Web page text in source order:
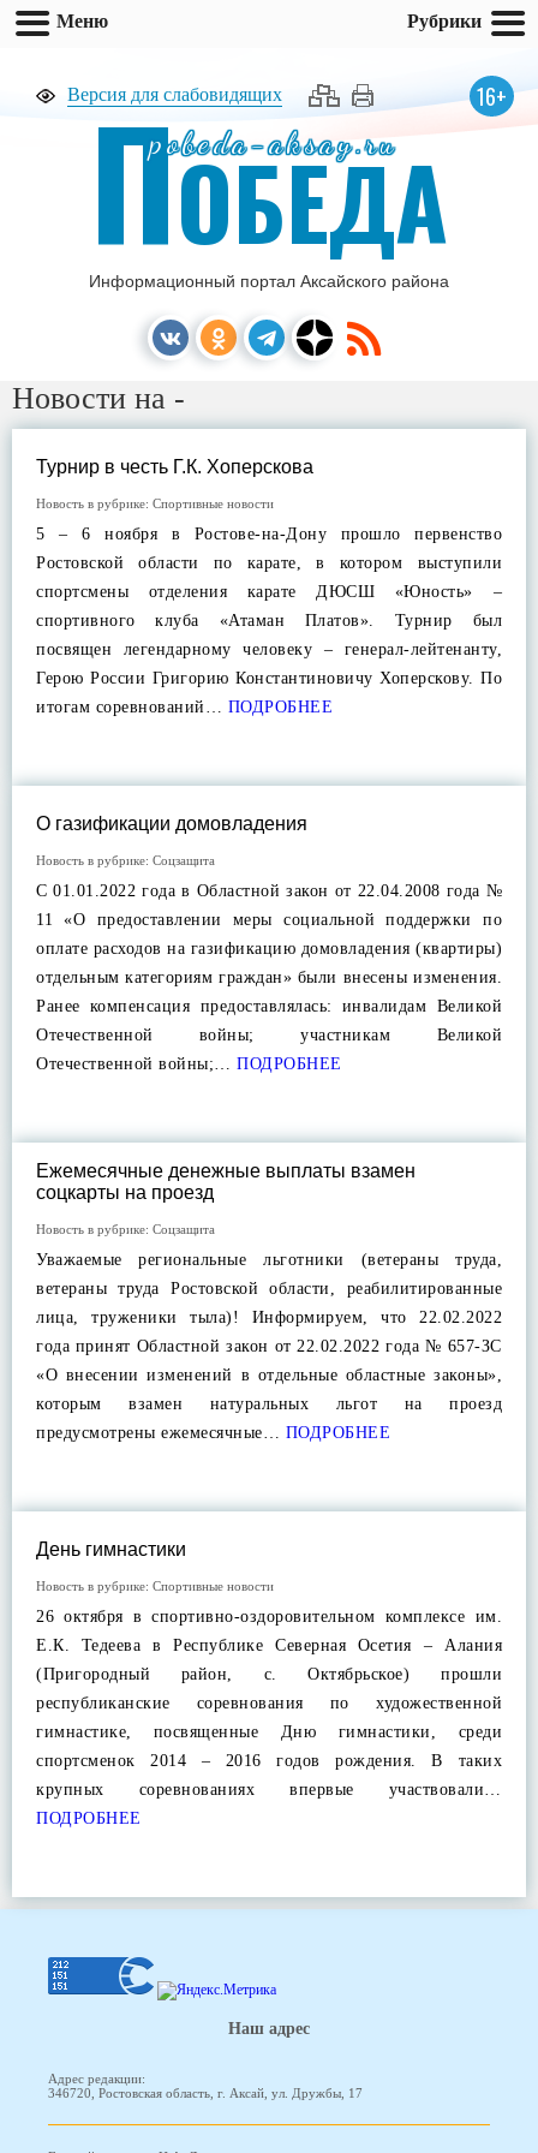
Версия для слабовидящих 16+
pobeda-aksay.ru
ПОБЕДА
Информационный портал Аксайского района
Новости на -
Турнир в честь Г.К. Хоперскова
Новость в рубрике: Спортивные новости
5 – 6 ноября в Ростове-на-Дону прошло первенство
Ростовской области по карате, в котором выступили
спортсмены отделения карате ДЮСШ «Юность» –
спортивного клуба «Атаман Платов». Турнир был
посвящен легендарному человеку – генерал-лейтенанту,
Герою России Григорию Константиновичу Хоперскову. По
итогам соревнований… ПОДРОБНЕЕ
О газификации домовладения
Новость в рубрике: Соцзащита
С 01.01.2022 года в Областной закон от 22.04.2008 года №
11 «О предоставлении меры социальной поддержки по
оплате расходов на газификацию домовладения (квартиры)
отдельным категориям граждан» были внесены изменения.
Ранее компенсация предоставлялась: инвалидам Великой
Отечественной войны; участникам Великой
Отечественной войны;… ПОДРОБНЕЕ
Ежемесячные денежные выплаты взамен
соцкарты на проезд
Новость в рубрике: Соцзащита
Уважаемые региональные льготники (ветераны труда,
ветераны труда Ростовской области, реабилитированные
лица, труженики тыла)! Информируем, что 22.02.2022
года принят Областной закон от 22.02.2022 года № 657-ЗС
«О внесении изменений в отдельные областные законы»,
которым взамен натуральных льгот на проезд
предусмотрены ежемесячные… ПОДРОБНЕЕ
День гимнастики
Новость в рубрике: Спортивные новости
26 октября в спортивно-оздоровительном комплексе им.
Е.К. Тедеева в Республике Северная Осетия – Алания
(Пригородный район, с. Октябрьское) прошли
республиканские соревнования по художественной
гимнастике, посвященные Дню гимнастики, среди
спортсменок 2014 – 2016 годов рождения. В таких
крупных соревнованиях впервые участвовали…
ПОДРОБНЕЕ
Наш адрес
Адрес редакции:
346720, Ростовская область, г. Аксай, ул. Дружбы, 17
Меню Рубрики